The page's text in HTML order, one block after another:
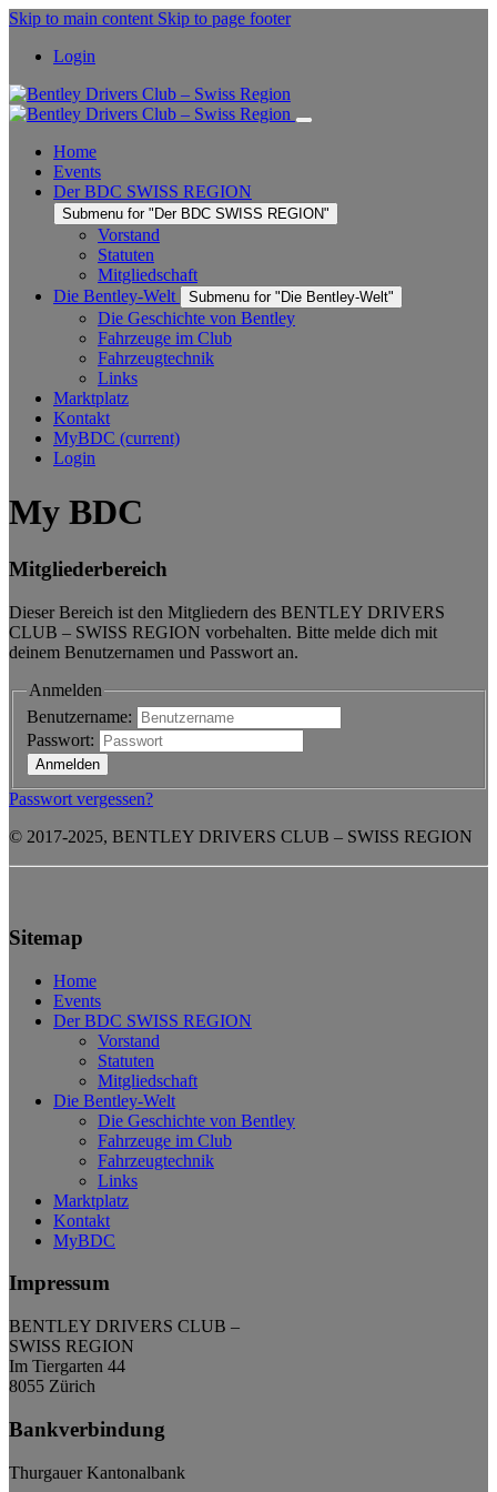
Skip to main content Skip to page footer
Login
Home
Events
Der BDC SWISS REGION
Submenu for "Der BDC SWISS REGION"
Vorstand
Statuten
Mitgliedschaft
Die Bentley-Welt
Submenu for "Die Bentley-Welt"
Die Geschichte von Bentley
Fahrzeuge im Club
Fahrzeugtechnik
Links
Marktplatz
Kontakt
MyBDC (current)
Login
My BDC
Mitgliederbereich
Dieser Bereich ist den Mitgliedern des BENTLEY DRIVERS
CLUB – SWISS REGION vorbehalten. Bitte melde dich mit
deinem Benutzernamen und Passwort an.
Anmelden
Benutzername:
Passwort:
Passwort vergessen?
© 2017-2025, BENTLEY DRIVERS CLUB – SWISS REGION
Sitemap
Home
Events
Der BDC SWISS REGION
Vorstand
Statuten
Mitgliedschaft
Die Bentley-Welt
Die Geschichte von Bentley
Fahrzeuge im Club
Fahrzeugtechnik
Links
Marktplatz
Kontakt
MyBDC
Impressum
BENTLEY DRIVERS CLUB –
SWISS REGION
Im Tiergarten 44
8055 Zürich
Bankverbindung
Thurgauer Kantonalbank